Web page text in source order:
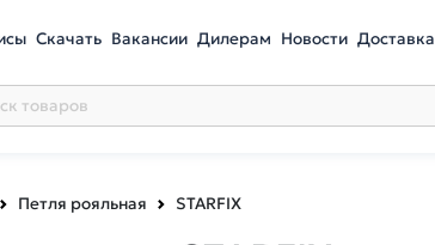
Скачать Вакансии Дилерам Новости Доставка
Петля рояльная STARFIX